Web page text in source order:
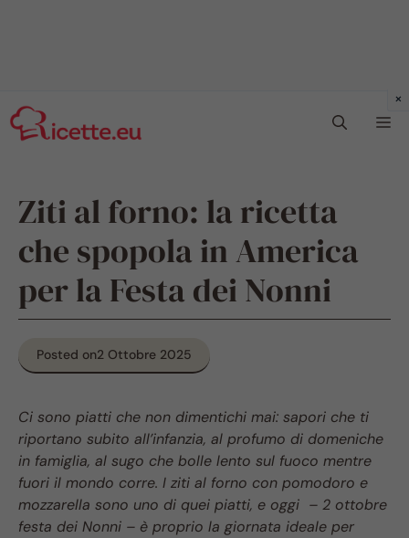
al
contenuto
Ziti al forno: la ricetta
che spopola in America
per la Festa dei Nonni
Posted on2 Ottobre 2025
Ci sono piatti che non dimentichi mai: sapori che ti
riportano subito all’infanzia, al profumo di domeniche
in famiglia, al sugo che bolle lento sul fuoco mentre
fuori il mondo corre. I ziti al forno con pomodoro e
mozzarella sono uno di quei piatti, e oggi – 2 ottobre
festa dei Nonni – è proprio la giornata ideale per